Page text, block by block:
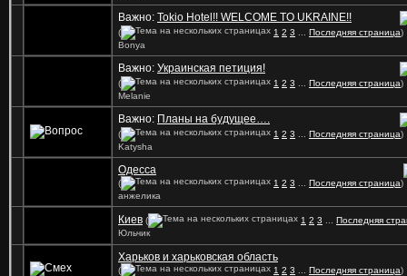
Важно: Tokio Hotel!! WELCOME TO UKRAINE!!
( 1 2 3 Последняя страница)
Bonya
Важно: Украинская петиция!
( 1 2 3 Последняя страница)
Mеlanie
Важно: Планы на будущее….
( 1 2 3 Последняя страница)
Katysha
Одесса
( 1 2 3 Последняя страница)
анжелика
Киев ( 1 2 3
Последняя
Юльчик
Харьков и харьковская область
( 1 2 3 Последняя страница)